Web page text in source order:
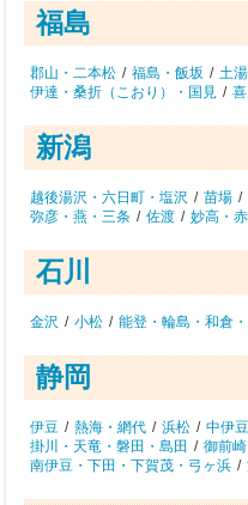
福島
郡山・二本松 / 福島・飯坂 / 土
伊達・桑折（こおり）・国見 /
新潟
越後湯沢・六日町・塩沢 / 苗場 /
弥彦・燕・三条 / 佐渡 / 妙高・
石川
金沢 / 小松 / 能登・輪島・和倉
静岡
伊豆 / 熱海・網代 / 浜松 / 中伊
掛川・天竜・磐田・島田 / 御前
南伊豆・下田・下賀茂・弓ヶ浜 /